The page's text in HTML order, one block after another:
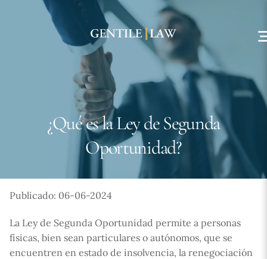
¿Qué es la Ley de Segunda
Oportunidad?
Publicado: 06-06-2024
La Ley de Segunda Oportunidad permite a personas
físicas, bien sean particulares o autónomos, que se
encuentren en estado de insolvencia, la renegociación